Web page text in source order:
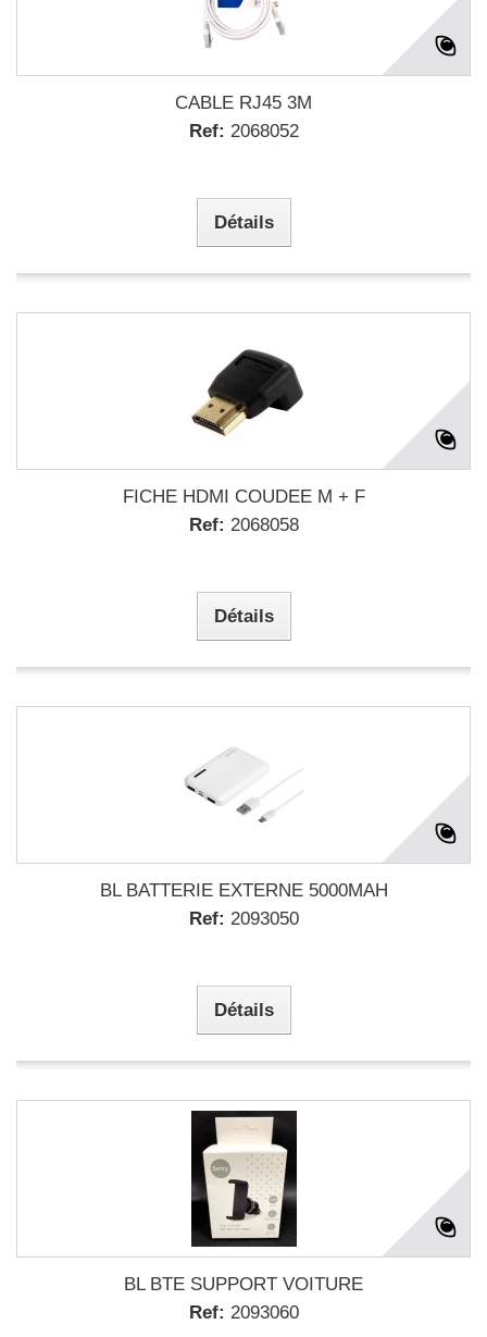
CABLE RJ45 3M
Ref: 2068052
Détails
FICHE HDMI COUDEE M + F
Ref: 2068058
Détails
BL BATTERIE EXTERNE 5000MAH
Ref: 2093050
Détails
BL BTE SUPPORT VOITURE
Ref: 2093060